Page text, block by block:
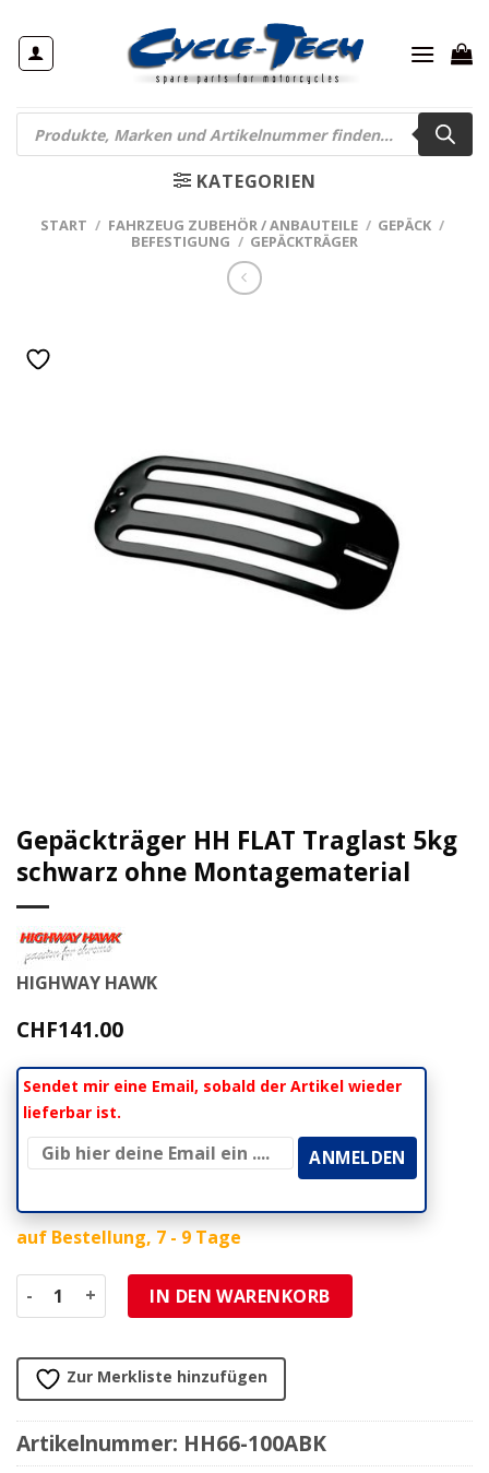
Inhalt
springen
Products
search
KATEGORIEN
START / FAHRZEUG ZUBEHÖR / ANBAUTEILE / GEPÄCK /
BEFESTIGUNG / GEPÄCKTRÄGER
Gepäckträger HH FLAT Traglast 5kg
schwarz ohne Montagematerial
HIGHWAY HAWK
CHF141.00
Sendet mir eine Email, sobald der Artikel wieder
lieferbar ist.
auf Bestellung, 7 - 9 Tage
Gepäckträger HH FLAT Traglast 5kg schwarz ohne
IN DEN WARENKORB
Zur Merkliste hinzufügen
Artikelnummer: HH66-100ABK